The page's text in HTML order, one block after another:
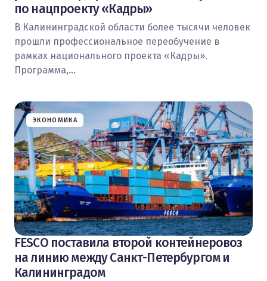
по нацпроекту «Кадры»
В Калининградской области более тысячи человек
прошли профессиональное переобучение в
рамках национального проекта «Кадры».
Программа,…
ЭКОНОМИКА
FESCO поставила второй контейнеровоз
на линию между Санкт-Петербургом и
Калининградом